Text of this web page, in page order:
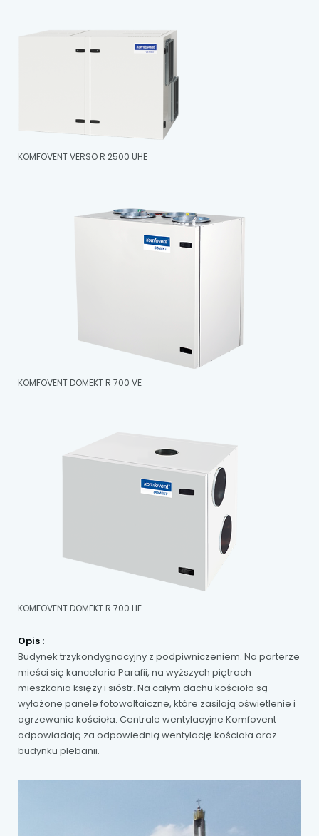
KOMFOVENT VERSO R 2500 UHE
KOMFOVENT DOMEKT R 700 VE
KOMFOVENT DOMEKT R 700 HE
Opis :
Budynek trzykondygnacyjny z podpiwniczeniem. Na parterze
mieści się kancelaria Parafii, na wyższych piętrach
mieszkania księży i sióstr. Na całym dachu kościoła są
wyłożone panele fotowoltaiczne, które zasilają oświetlenie i
ogrzewanie kościoła. Centrale wentylacyjne Komfovent
odpowiadają za odpowiednią wentylację kościoła oraz
budynku plebanii.